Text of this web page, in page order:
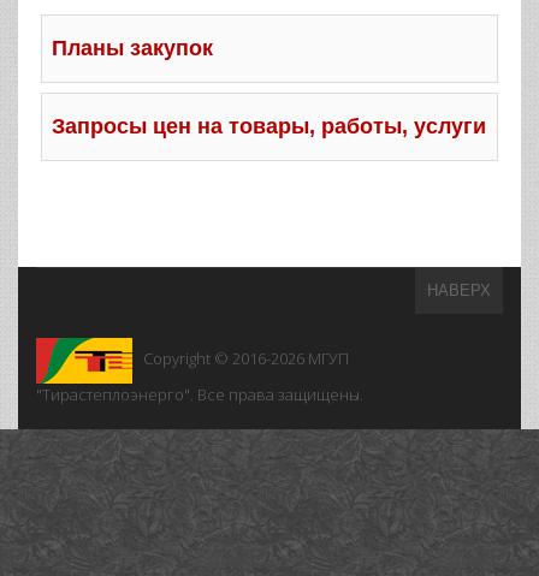
Планы закупок
Запросы цен на товары, работы, услуги
НАВЕРХ
Copyright © 2016-2026 МГУП
"Тирастеплоэнерго". Все права защищены.